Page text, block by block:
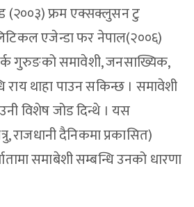
(२००३) फ्रम एक्सक्लुसन टु
एजेन्डा फर नेपाल(२००६)
गुरुङको समावेशी, जनसाख्यिक,
राय थाहा पाउन सकिन्छ । समावेशी
विशेष जोड दिन्थे । यस
राजधानी दैनिकमा प्रकासित)
समाबेशी सम्बन्धि उनको धारणा